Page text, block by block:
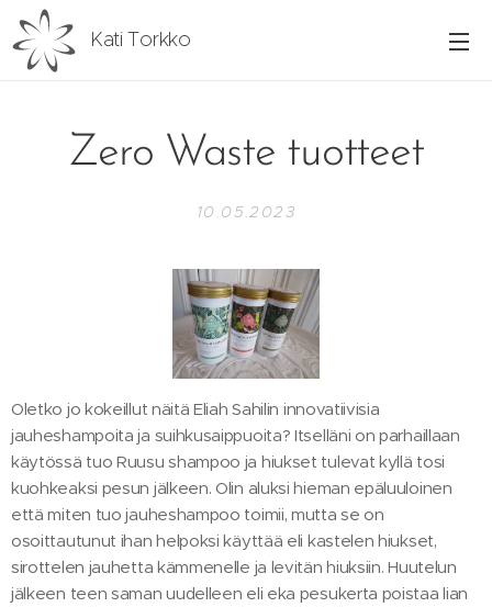
Kati Torkko
Zero Waste tuotteet
10.05.2023
Oletko jo kokeillut näitä Eliah Sahilin innovatiivisia
jauheshampoita ja suihkusaippuoita? Itselläni on parhaillaan
käytössä tuo Ruusu shampoo ja hiukset tulevat kyllä tosi
kuohkeaksi pesun jälkeen. Olin aluksi hieman epäluuloinen
että miten tuo jauheshampoo toimii, mutta se on
osoittautunut ihan helpoksi käyttää eli kastelen hiukset,
sirottelen jauhetta kämmenelle ja levitän hiuksiin. Huutelun
jälkeen teen saman uudelleen eli eka pesukerta poistaa lian